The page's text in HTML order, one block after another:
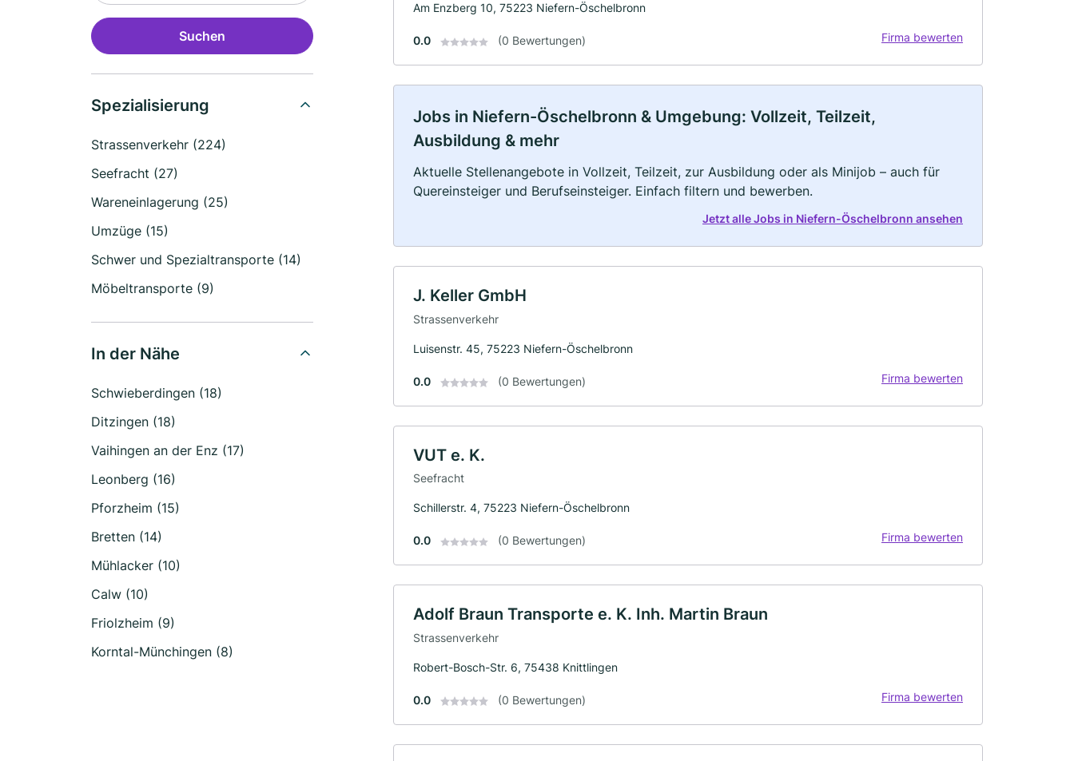
Suchen
Spezialisierung
Strassenverkehr (224)
Seefracht (27)
Wareneinlagerung (25)
Umzüge (15)
Schwer und Spezialtransporte (14)
Möbeltransporte (9)
In der Nähe
Schwieberdingen (18)
Ditzingen (18)
Vaihingen an der Enz (17)
Leonberg (16)
Pforzheim (15)
Bretten (14)
Mühlacker (10)
Calw (10)
Friolzheim (9)
Korntal-Münchingen (8)
Am Enzberg 10, 75223 Niefern-Öschelbronn
0.0 (0 Bewertungen) Firma bewerten
Jobs in Niefern-Öschelbronn & Umgebung: Vollzeit, Teilzeit,
Ausbildung & mehr
Aktuelle Stellenangebote in Vollzeit, Teilzeit, zur Ausbildung oder als Minijob – auch für
Quereinsteiger und Berufseinsteiger. Einfach filtern und bewerben.
Jetzt alle Jobs in Niefern-Öschelbronn ansehen
J. Keller GmbH
Strassenverkehr
Luisenstr. 45, 75223 Niefern-Öschelbronn
0.0 (0 Bewertungen) Firma bewerten
VUT e. K.
Seefracht
Schillerstr. 4, 75223 Niefern-Öschelbronn
0.0 (0 Bewertungen) Firma bewerten
Adolf Braun Transporte e. K. Inh. Martin Braun
Strassenverkehr
Robert-Bosch-Str. 6, 75438 Knittlingen
0.0 (0 Bewertungen) Firma bewerten